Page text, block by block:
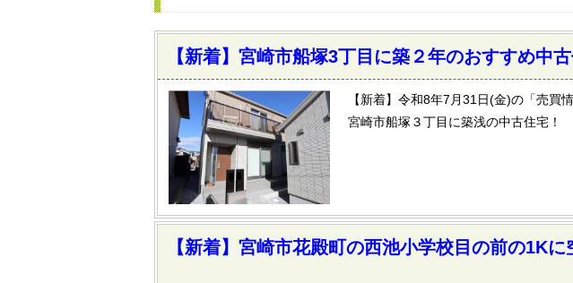
【新着】宮崎市船塚3丁目に築２年のおすすめ中古
【新着】令和8年7月31日(金)の「売買情
宮崎市船塚３丁目に築浅の中古住宅！
【新着】宮崎市花殿町の西池小学校目の前の1Kに